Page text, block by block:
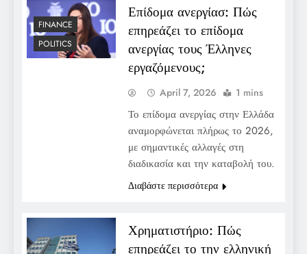
FINANCE
POLITICS
Επίδομα ανεργίασ: Πώς
επηρεάζει το επίδομα
ανεργίας τους Έλληνες
εργαζόμενους;
April 7, 2026 1 mins
Το επίδομα ανεργίας στην Ελλάδα
αναμορφώνεται πλήρως το 2026,
με σημαντικές αλλαγές στη
διαδικασία και την καταβολή του.
Διαβάστε περισσότερα
Χρηματιστήριο: Πώς
επηρεάζει το την ελληνική